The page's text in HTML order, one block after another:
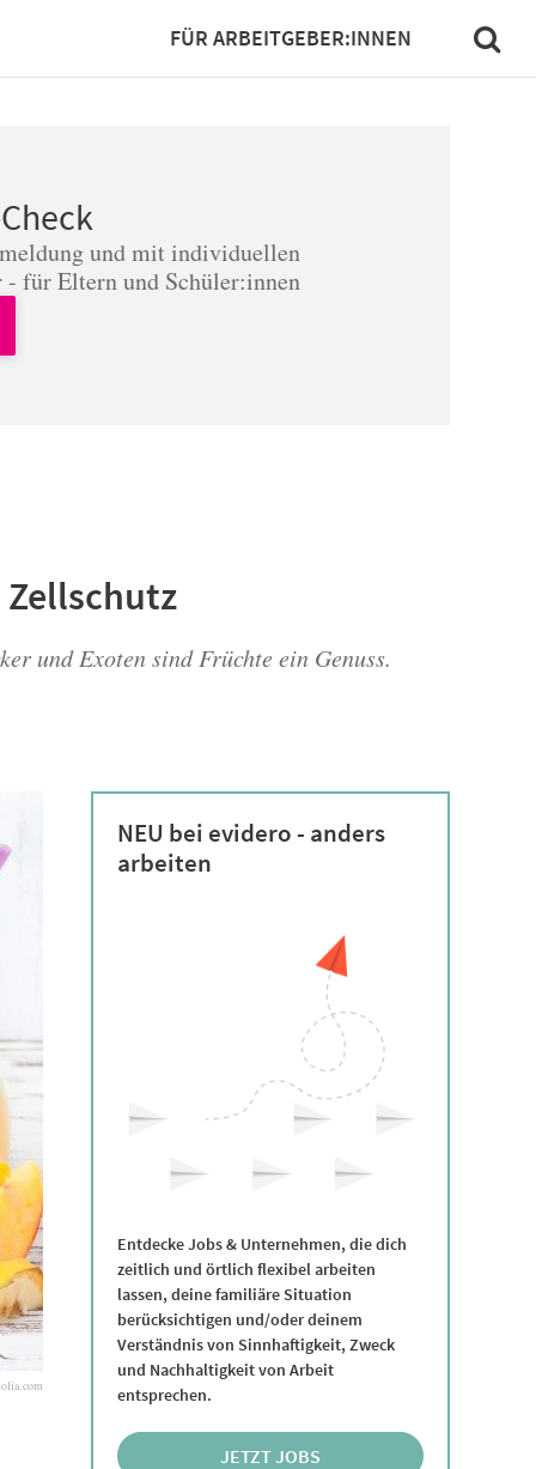
FÜR ARBEITGEBER:INNEN
und mit individuellen
für Eltern und Schüler:innen
und Exoten sind Früchte ein Genuss.
NEU bei evidero - anders
arbeiten
Entdecke Jobs & Unternehmen, die dich
zeitlich und örtlich flexibel arbeiten
lassen, deine familiäre Situation
berücksichtigen und/oder deinem
Verständnis von Sinnhaftigkeit, Zweck
und Nachhaltigkeit von Arbeit
entsprechen.
JETZT JOBS